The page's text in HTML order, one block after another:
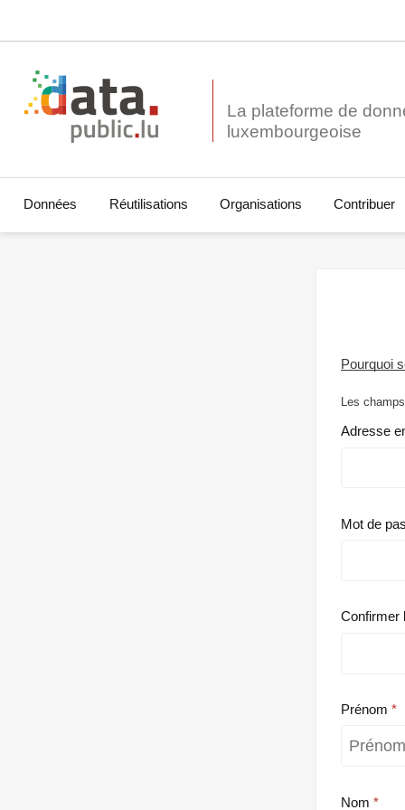
La plateforme de
Données Réutilisations Organisations Contribuer
Pourquoi
Les
Adresse
Mot de
Confirmer
Prénom
Nom